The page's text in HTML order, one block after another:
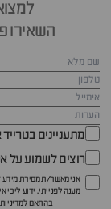
השאירו
מתעניינים בטרייד
רוצים לשמוע על
אני מאשר/ת מסירת מידע
מענה לפנייתי. ידוע לי כי
בהתאם ל